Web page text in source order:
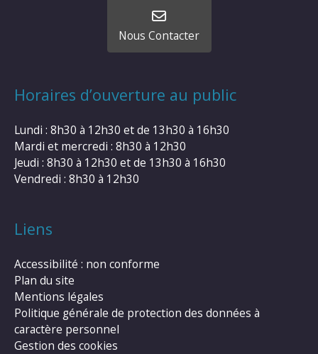
Nous Contacter
Horaires d’ouverture au public
Lundi : 8h30 à 12h30 et de 13h30 à 16h30
Mardi et mercredi : 8h30 à 12h30
Jeudi : 8h30 à 12h30 et de 13h30 à 16h30
Vendredi : 8h30 à 12h30
Liens
Accessibilité : non conforme
Plan du site
Mentions légales
Politique générale de protection des données à
caractère personnel
Gestion des cookies